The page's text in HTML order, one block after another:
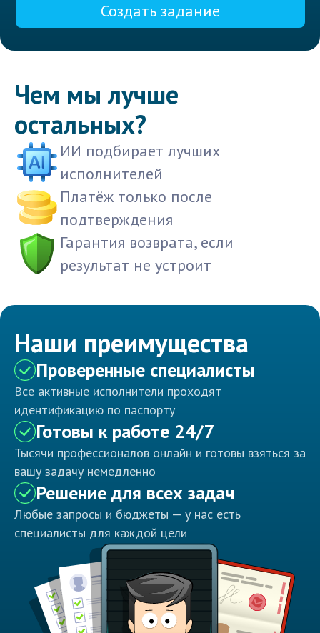
Создать задание
Чем мы лучше
остальных?
ИИ подбирает лучших
исполнителей
Платёж только после
подтверждения
Гарантия возврата, если
результат не устроит
Наши преимущества
Проверенные специалисты
Все активные исполнители проходят
идентификацию по паспорту
Готовы к работе 24/7
Тысячи профессионалов онлайн и готовы взяться за
вашу задачу немедленно
Решение для всех задач
Любые запросы и бюджеты — у нас есть
специалисты для каждой цели